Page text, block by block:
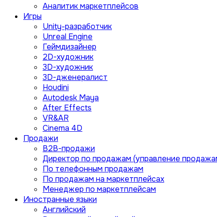
Аналитик маркетплейсов
Игры
Unity-разработчик
Unreal Engine
Геймдизайнер
2D-художник
3D-художник
3D-дженералист
Houdini
Autodesk Maya
After Effects
VR&AR
Cinema 4D
Продажи
B2B-продажи
Директор по продажам (управление
По телефонным продажам
По продажам на маркетплейсах
Менеджер по маркетплейсам
Иностранные языки
Английский